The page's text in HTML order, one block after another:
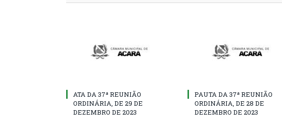
ATA DA 37ª REUNIÃO
ORDINÁRIA, DE 29 DE
DEZEMBRO DE 2023
PAUTA DA 37ª REUNIÃO
ORDINÁRIA, DE 28 DE
DEZEMBRO DE 2023